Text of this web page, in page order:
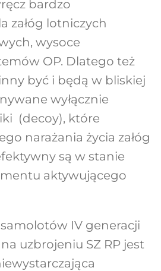
bardzo
załóg lotniczych
wysoce
OP. Dlatego też
być i będą w bliskiej
wyłącznie
(decoy), które
narażania życia załóg
są w stanie
aktywującego
IV generacji
uzbrojeniu SZ RP jest